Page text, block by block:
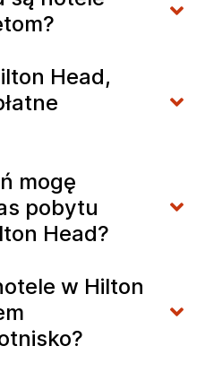
Head,
mogę
pobytu
Head?
w Hilton